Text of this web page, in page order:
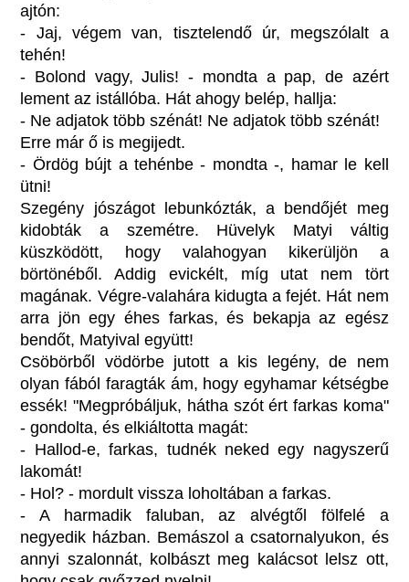
ajtón:
- Jaj, végem van, tisztelendő úr, megszólalt a
tehén!
- Bolond vagy, Julis! - mondta a pap, de azért
lement az istállóba. Hát ahogy belép, hallja:
- Ne adjatok több szénát! Ne adjatok több szénát!
Erre már ő is megijedt.
- Ördög bújt a tehénbe - mondta -, hamar le kell
ütni!
Szegény jószágot lebunkózták, a bendőjét meg
kidobták a szemétre. Hüvelyk Matyi váltig
küszködött, hogy valahogyan kikerüljön a
börtönéből. Addig evickélt, míg utat nem tört
magának. Végre-valahára kidugta a fejét. Hát nem
arra jön egy éhes farkas, és bekapja az egész
bendőt, Matyival együtt!
Csöbörből vödörbe jutott a kis legény, de nem
olyan fából faragták ám, hogy egyhamar kétségbe
essék! "Megpróbáljuk, hátha szót ért farkas koma"
- gondolta, és elkiáltotta magát:
- Hallod-e, farkas, tudnék neked egy nagyszerű
lakomát!
- Hol? - mordult vissza loholtában a farkas.
- A harmadik faluban, az alvégtől fölfelé a
negyedik házban. Bemászol a csatornalyukon, és
annyi szalonnát, kolbászt meg kalácsot lelsz ott,